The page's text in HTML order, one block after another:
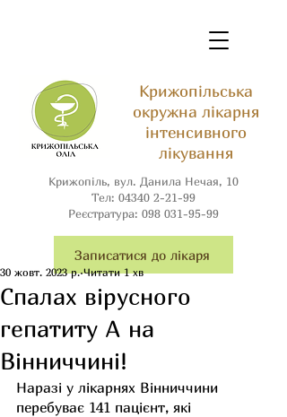
Крижопільська
окружна лікарня
інтенсивного
лікування
Крижопіль, вул. Данила Нечая, 10
Тел: 04340 2-21-99
Реєстратура: 098 031-95-99
Записатися до лікаря
Спалах вірусного
гепатиту А на
Вінниччині!
30 жовт. 2023 р. Читати 1 хв
Наразі у лікарнях Вінниччини
перебуває 141 пацієнт, які